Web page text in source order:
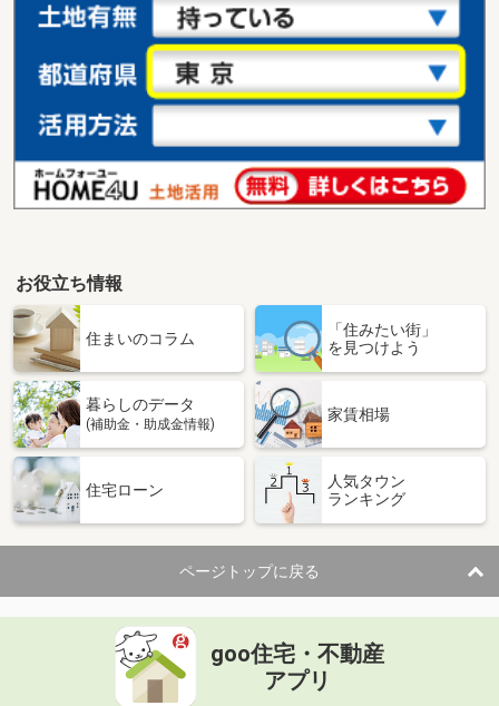
お役立ち情報
住まいのコラム
「住みたい街」
を見つけよう
暮らしのデータ
(補助金・助成金情報)
家賃相場
住宅ローン
人気タウン
ランキング
ページトップに戻る
goo住宅・不動産
アプリ